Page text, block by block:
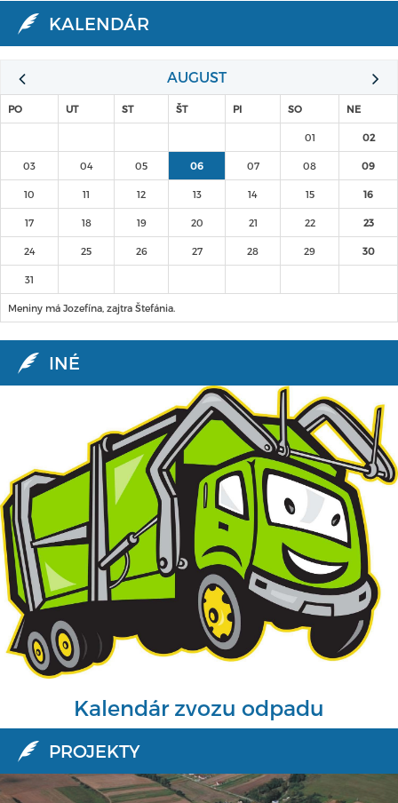
KALENDÁR
AUGUST
PO UT ST ŠT PI SO NE
01 02
03 04 05 06 07 08 09
10 11 12 13 14 15 16
17 18 19 20 21 22 23
24 25 26 27 28 29 30
31
Meniny má Jozefína, zajtra Štefánia.
INÉ
Kalendár zvozu odpadu
PROJEKTY